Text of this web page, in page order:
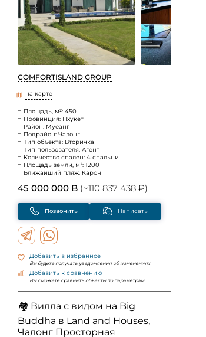
COMFORTISLAND GROUP
на карте
Площадь, м²: 450
Провинция: Пхукет
Район: Муеанг
Подрайон: Чалонг
Тип объекта: Вторичка
Тип пользователя: Агент
Количество спален: 4 спальни
Площадь земли, м²: 1200
Ближайший пляж: Карон
45 000 000 B (~110 837 438 ₽)
Позвонить Написать
Добавить в избранное
Вы будете получать уведомления об изменениях
Добавить к сравнению
Вы сможете сравнить объекты по параметрам
🏘️ Вилла с видом на Big
Buddha в Land and Houses,
Чалонг Просторная